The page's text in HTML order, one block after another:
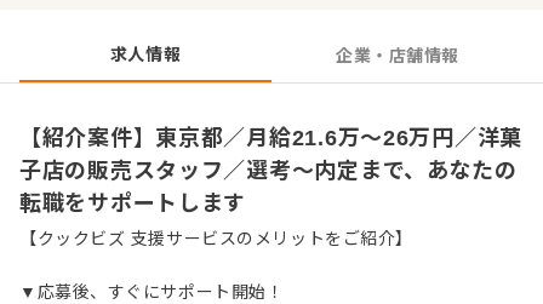
求人情報 企業・店舗情報
【紹介案件】東京都／月給21.6万～26万円／洋菓
子店の販売スタッフ／選考～内定まで、あなたの
転職をサポートします
【クックビズ 支援サービスのメリットをご紹介】
▼応募後、すぐにサポート開始！